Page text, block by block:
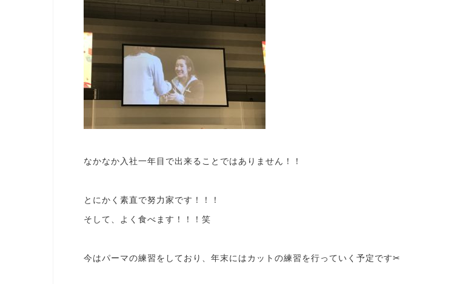
なかなか入社一年目で出来ることではありません！！
とにかく素直で努力家です！！！
そして、よく食べます！！！笑
今はパーマの練習をしており、年末にはカットの練習を行っていく予定です✂︎